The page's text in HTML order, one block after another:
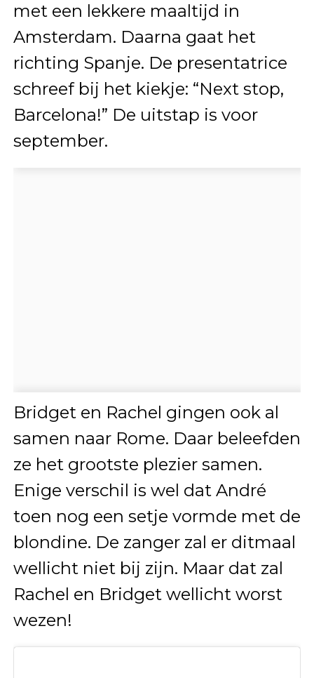
met een lekkere maaltijd in
Amsterdam. Daarna gaat het
richting Spanje. De presentatrice
schreef bij het kiekje: “Next stop,
Barcelona!” De uitstap is voor
september.
Bridget en Rachel gingen ook al
samen naar Rome. Daar beleefden
ze het grootste plezier samen.
Enige verschil is wel dat André
toen nog een setje vormde met de
blondine. De zanger zal er ditmaal
wellicht niet bij zijn. Maar dat zal
Rachel en Bridget wellicht worst
wezen!